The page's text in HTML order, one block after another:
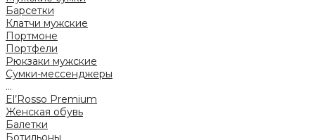
Барсетки
Клатчи мужские
Портмоне
Портфели
Рюкзаки мужские
Сумки-мессенджеры
...
El’Rosso Premium
Женская обувь
Балетки
Ботильоны